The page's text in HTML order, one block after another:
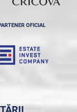
OFICIAL